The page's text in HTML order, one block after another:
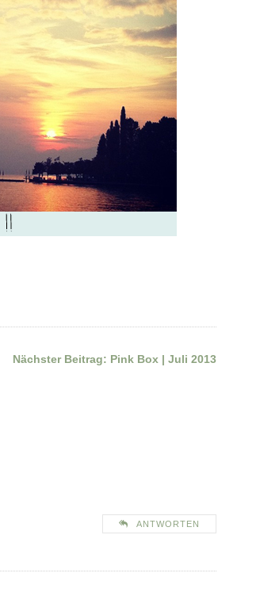
Nächster Beitrag: Pink Box | Juli 2013
ANTWORTEN